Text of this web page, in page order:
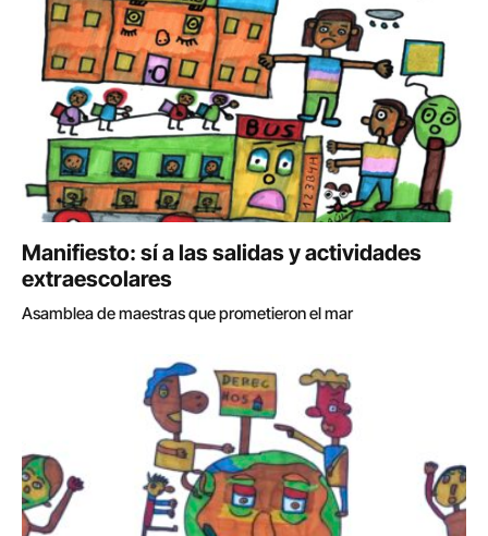
Manifiesto: sí a las salidas y actividades
extraescolares
Asamblea de maestras que prometieron el mar